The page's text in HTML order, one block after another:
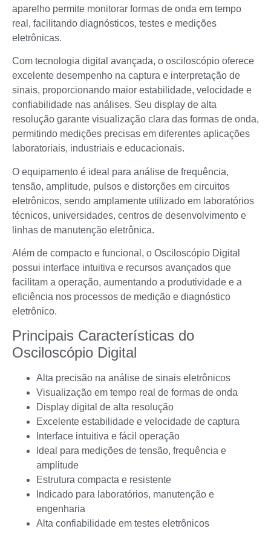
aparelho permite monitorar formas de onda em tempo
real, facilitando diagnósticos, testes e medições
eletrônicas.
Com tecnologia digital avançada, o osciloscópio oferece
excelente desempenho na captura e interpretação de
sinais, proporcionando maior estabilidade, velocidade e
confiabilidade nas análises. Seu display de alta
resolução garante visualização clara das formas de onda,
permitindo medições precisas em diferentes aplicações
laboratoriais, industriais e educacionais.
O equipamento é ideal para análise de frequência,
tensão, amplitude, pulsos e distorções em circuitos
eletrônicos, sendo amplamente utilizado em laboratórios
técnicos, universidades, centros de desenvolvimento e
linhas de manutenção eletrônica.
Além de compacto e funcional, o Osciloscópio Digital
possui interface intuitiva e recursos avançados que
facilitam a operação, aumentando a produtividade e a
eficiência nos processos de medição e diagnóstico
eletrônico.
Principais Características do
Osciloscópio Digital
Alta precisão na análise de sinais eletrônicos
Visualização em tempo real de formas de onda
Display digital de alta resolução
Excelente estabilidade e velocidade de captura
Interface intuitiva e fácil operação
Ideal para medições de tensão, frequência e
amplitude
Estrutura compacta e resistente
Indicado para laboratórios, manutenção e
engenharia
Alta confiabilidade em testes eletrônicos